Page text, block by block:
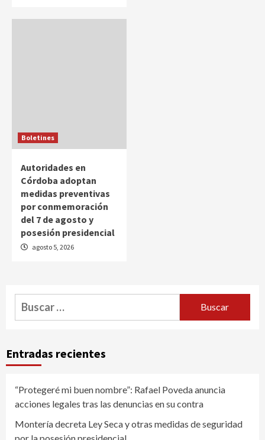
Boletines
Autoridades en
Córdoba adoptan
medidas preventivas
por conmemoración
del 7 de agosto y
posesión presidencial
agosto 5, 2026
Buscar:
Entradas recientes
“Protegeré mi buen nombre”: Rafael Poveda anuncia
acciones legales tras las denuncias en su contra
Montería decreta Ley Seca y otras medidas de seguridad